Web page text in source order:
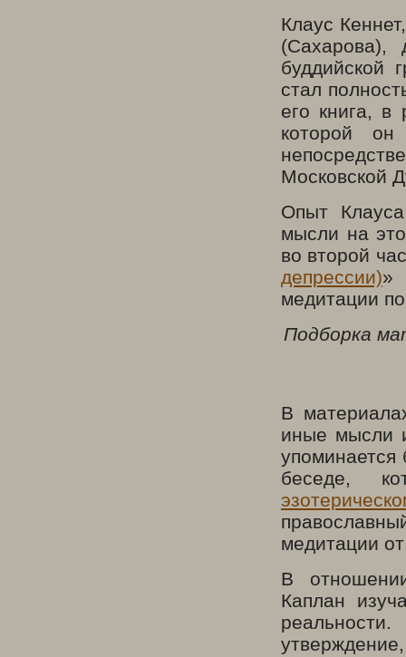
Клаус
(Сахарова),
буддийской
стал
его книга, в
которой
Московской
Опыт
мысли на
во второй
депрессии)»
медитации
Подборка
В
иные мысли
упоминается
беседе,
медитации
В
Каплан